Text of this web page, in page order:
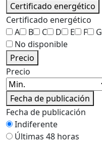
Certificado energético
Certificado energético
A
B C D E F G
No disponible
Precio
Precio
Fecha de publicación
Fecha de publicación
Indiferente
Últimas 48 horas